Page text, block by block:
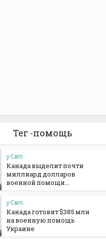
Тег -помощь
у Світі
Канада выделит почти
миллиард долларов
военной помощи...
у Світі
Канада готовит $385 млн
на военную помощь
Украине